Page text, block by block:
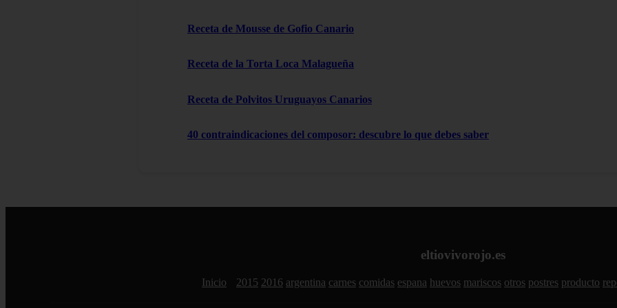
Receta de Mousse de Gofio Canario
Receta de la Torta Loca Malagueña
Receta de Polvitos Uruguayos Canarios
40 contraindicaciones del composor: descubre lo que debes saber
eltiovivorojo.es
Inicio 2015 2016 argentina carnes comidas espana huevos mariscos otros postres producto